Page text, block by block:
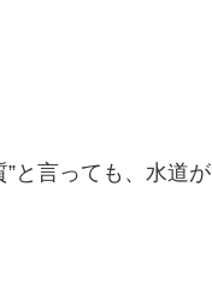
と言っても、水道が